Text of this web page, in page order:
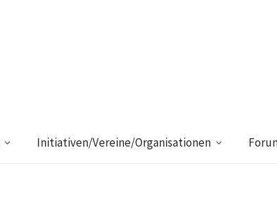
Initiativen/Vereine/Organisationen